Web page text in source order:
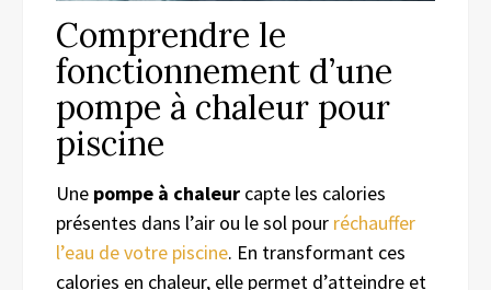
Comprendre le
fonctionnement d’une
pompe à chaleur pour
piscine
Une pompe à chaleur capte les calories
présentes dans l’air ou le sol pour réchauffer
l’eau de votre piscine. En transformant ces
calories en chaleur, elle permet d’atteindre et